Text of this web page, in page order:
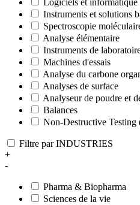
Logiciels et informatique
Instruments et solutions
Spectroscopie
Analyse élémentaire
Instruments de
Machines d'essais
Analyse du carbone
Analyses de surface
Analyseur de poudre et
Balances
Non-Destructive Testing
Filtre par INDUSTRIES
+
-
Pharma & Biopharma
Sciences de la vie